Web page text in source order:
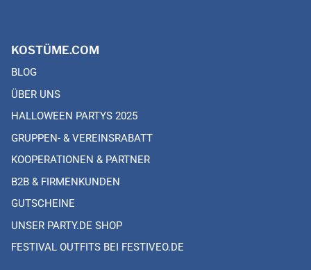
KOSTÜME.COM
BLOG
ÜBER UNS
HALLOWEEN PARTYS 2025
GRUPPEN- & VEREINSRABATT
KOOPERATIONEN & PARTNER
B2B & FIRMENKUNDEN
GUTSCHEINE
UNSER PARTY.DE SHOP
FESTIVAL OUTFITS BEI FESTIVEO.DE